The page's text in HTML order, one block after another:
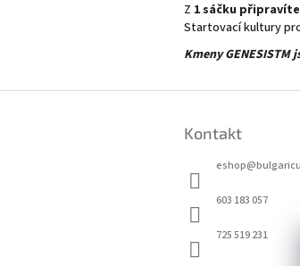
Z 1 sáčku
Startovací kultury
Kmeny
Kontakt
eshop@
603 183 057
725 519 231